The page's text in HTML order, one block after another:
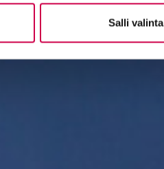
Salli valinta